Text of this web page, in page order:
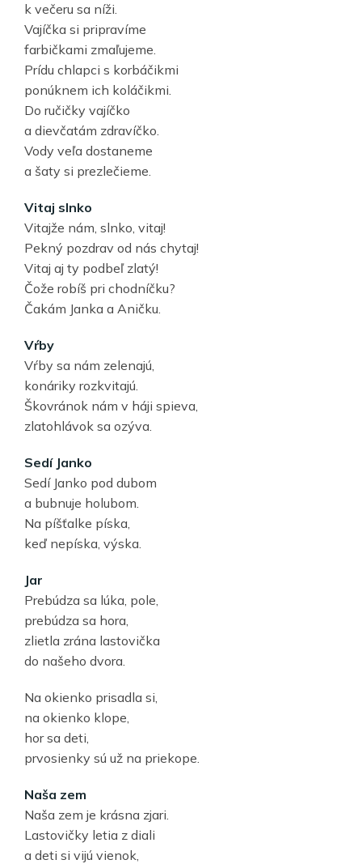
k večeru sa níži.
Vajíčka si pripravíme
farbičkami zmaľujeme.
Prídu chlapci s korbáčikmi
ponúknem ich koláčikmi.
Do ručičky vajíčko
a dievčatám zdravíčko.
Vody veľa dostaneme
a šaty si prezlečieme.
Vitaj slnko
Vitajže nám, slnko, vitaj!
Pekný pozdrav od nás chytaj!
Vitaj aj ty podbeľ zlatý!
Čože robíš pri chodníčku?
Čakám Janka a Aničku.
Vŕby
Vŕby sa nám zelenajú,
konáriky rozkvitajú.
Škovránok nám v háji spieva,
zlatohlávok sa ozýva.
Sedí Janko
Sedí Janko pod dubom
a bubnuje holubom.
Na píšťalke píska,
keď nepíska, výska.
Jar
Prebúdza sa lúka, pole,
prebúdza sa hora,
zlietla zrána lastovička
do našeho dvora.
Na okienko prisadla si,
na okienko klope,
hor sa deti,
prvosienky sú už na priekope.
Naša zem
Naša zem je krásna zjari.
Lastovičky letia z diali
a deti si vijú vienok,